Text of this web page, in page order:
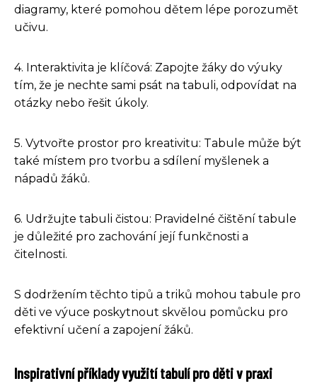
diagramy, které pomohou dětem lépe porozumět
učivu.
4. Interaktivita je klíčová: Zapojte žáky do výuky
tím, že je nechte sami psát na tabuli, odpovídat na
otázky nebo řešit úkoly.
5. Vytvořte prostor pro kreativitu: Tabule může být
také místem pro tvorbu a sdílení myšlenek a
nápadů žáků.
6. Udržujte tabuli čistou: Pravidelné čištění tabule
je důležité pro zachování její funkčnosti a
čitelnosti.
S dodržením těchto tipů a triků mohou tabule pro
děti ve výuce poskytnout skvělou pomůcku pro
efektivní učení a zapojení žáků.
Inspirativní příklady využití tabulí pro děti v praxi